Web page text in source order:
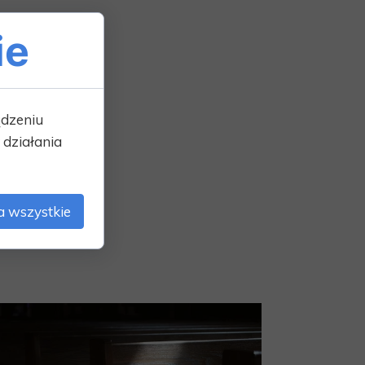
donatorów,
wszystkie